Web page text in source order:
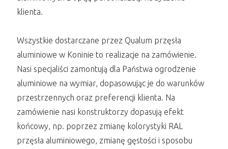
klienta.
Wszystkie dostarczane przez Qualum przęsła
aluminiowe w Koninie to realizacje na zamówienie.
Nasi specjaliści zamontują dla Państwa ogrodzenie
aluminiowe na wymiar, dopasowując je do warunków
przestrzennych oraz preferencji klienta. Na
zamówienie nasi konstruktorzy dopasują efekt
końcowy, np. poprzez zmianę kolorystyki RAL
przęsła aluminiowego, zmianę gęstości i sposobu